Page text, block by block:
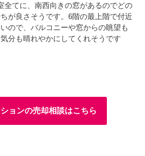
全てに、南西向きの窓があるのでどの
が良さそうです。6階の最上階で付近
ので、バルコニーや窓からの眺望も
分も晴れやかにしてくれそうです
ョンの売却相談はこちら